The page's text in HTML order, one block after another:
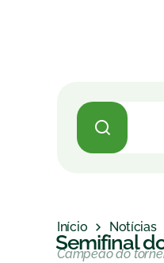
Início Notícias
Semifinal
Campeão do